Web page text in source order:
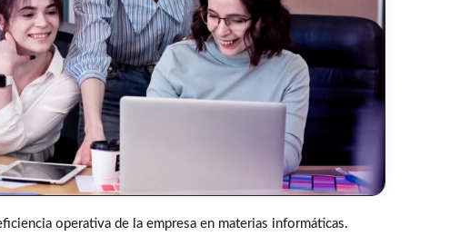
operativa de la empresa en materias informáticas.